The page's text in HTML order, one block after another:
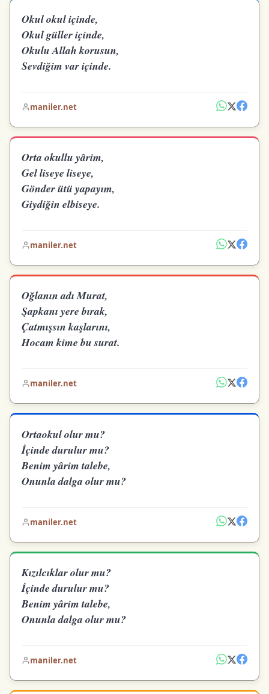
Okul okul içinde,
Okul güller içinde,
Okulu Allah korusun,
Sevdiğim var içinde.
maniler.net
Orta okullu yârim,
Gel liseye liseye,
Gönder ütü yapayım,
Giydiğin elbiseye.
maniler.net
Oğlanın adı Murat,
Şapkanı yere bırak,
Çatmışsın kaşlarını,
Hocam kime bu surat.
maniler.net
Ortaokul olur mu?
İçinde durulur mu?
Benim yârim talebe,
Onunla dalga olur mu?
maniler.net
Kızılcıklar olur mu?
İçinde durulur mu?
Benim yârim talebe,
Onunla dalga olur mu?
maniler.net